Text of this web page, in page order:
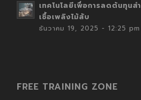
เทคโนโลยีเพื่อการลดต้นทุนส
เชื้อเพลิงไม้สับ
ธันวาคม 19, 2025 - 12:25 pm
FREE TRAINING ZONE